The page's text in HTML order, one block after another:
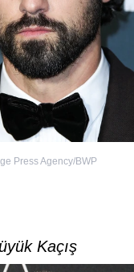
Press Agency/BWP
Kaçış